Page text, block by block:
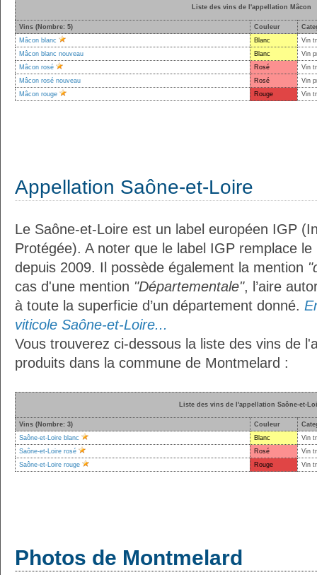
Liste des vins de l'appellation Mâcon
Vins (Nombre: 5) Couleur
Mâcon blanc
Blanc
Vin
Mâcon blanc nouveau
Blanc
Vin
Mâcon rosé
Rosé
Vin
Mâcon rosé nouveau
Rosé
Vin
Mâcon rouge
Rouge Vin
Appellation Saône-et-Loire
Le Saône-et-Loire est un label européen IGP
Protégée). A noter que le label IGP remplace
depuis 2009. Il possède également la mention
cas d'une mention "Départementale", l’aire
à toute la superficie d’un département donné.
viticole Saône-et-Loire...
Vous trouverez ci-dessous la liste des vins de
produits dans la commune de Montmelard :
Liste des vins de l'appellation Saône-et-
Vins (Nombre: 3) Couleur
Saône-et-Loire blanc
Blanc
Vin
Saône-et-Loire rosé
Rosé
Vin
Saône-et-Loire rouge
Rouge Vin
Photos de Montmelard